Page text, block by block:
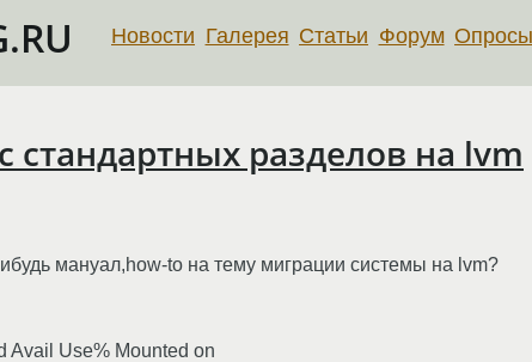
Новости Галерея Статьи Форум Опросы
стандартных разделов на lvm
мануал,how-to на тему миграции системы на lvm?
Avail Use% Mounted on